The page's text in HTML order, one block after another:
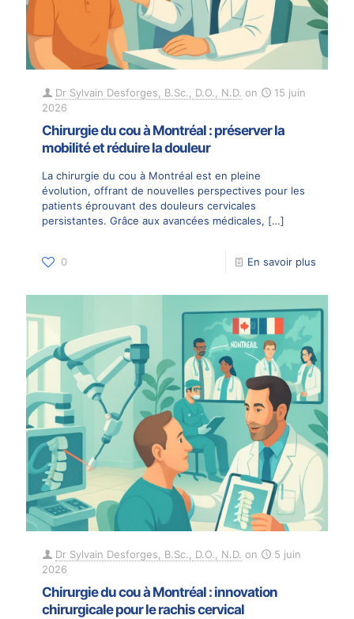
Dr Sylvain Desforges, B.Sc., D.O., N.D. on
15 juin
2026
Chirurgie du cou à Montréal : préserver la
mobilité et réduire la douleur
La chirurgie du cou à Montréal est en pleine
évolution, offrant de nouvelles perspectives pour les
patients éprouvant des douleurs cervicales
persistantes. Grâce aux avancées médicales, […]
0 En savoir plus
Dr Sylvain Desforges, B.Sc., D.O., N.D. on
5 juin
2026
Chirurgie du cou à Montréal : innovation
chirurgicale pour le rachis cervical